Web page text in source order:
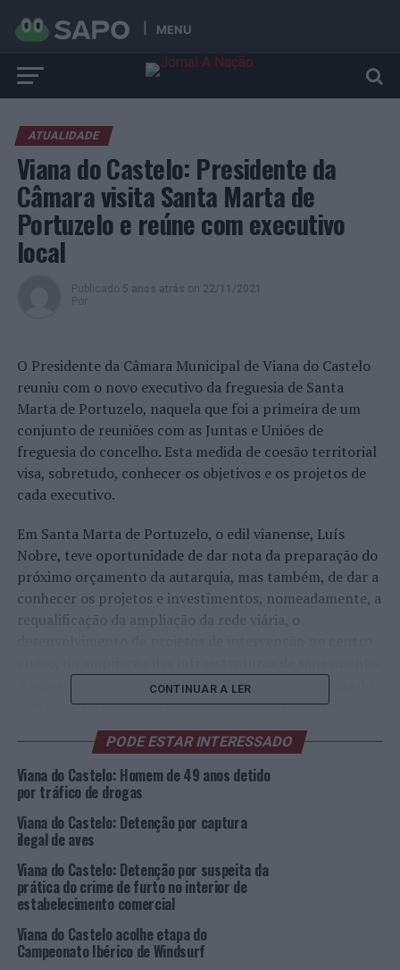
MENU
ATUALIDADE
Viana do Castelo: Presidente da
Câmara visita Santa Marta de
Portuzelo e reúne com executivo
local
Publicado 5 anos atrás on 22/11/2021
Por
O Presidente da Câmara Municipal de Viana do Castelo
reuniu com o novo executivo da freguesia de Santa
Marta de Portuzelo, naquela que foi a primeira de um
conjunto de reuniões com as Juntas e Uniões de
freguesia do concelho. Esta medida de coesão territorial
visa, sobretudo, conhecer os objetivos e os projetos de
cada executivo.
Em Santa Marta de Portuzelo, o edil vianense, Luís
Nobre, teve oportunidade de dar nota da preparação do
próximo orçamento da autarquia, mas também, de dar a
conhecer os projetos e investimentos, nomeadamente, a
requalificação da ampliação da rede viária, o
A sessão serviu, também, para conhecer a estratégia do
executivo da nova Junta de Freguesia santamartense.
Momento
da
(Foto:
Recorde-se que o Presidente da Câmara ficou
responsável pelos pelouros da Administração
Financeira, Obras Públicas e Reabilitação Urbana,
Internacionalização, Coesão Territorial,
Desenvolvimento Económico e Turismo.
CONTINUAR A LER
PODE ESTAR INTERESSADO
Viana do Castelo: Homem de 49 anos detido
por tráfico de drogas
Viana do Castelo: Detenção por captura
ilegal de aves
Viana do Castelo: Detenção por suspeita da
prática do crime de furto no interior de
estabelecimento comercial
Viana do Castelo acolhe etapa do
Campeonato Ibérico de Windsurf